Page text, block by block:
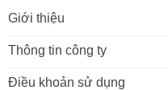
Giới thiệu
Thông tin công ty
Điều khoản sử dụng